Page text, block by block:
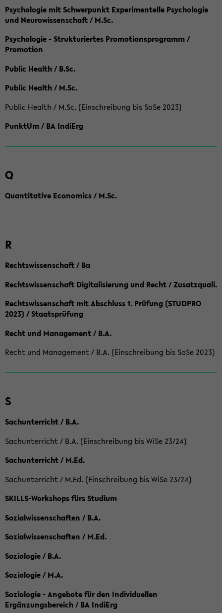
Psychologie mit Schwerpunkt Experimentelle Psychologie
und Neurowissenschaft / M.Sc.
Psychologie - Strukturiertes Promotionsprogramm /
Promotion
Public Health / B.Sc.
Public Health / M.Sc.
Public Health / M.Sc. (Einschreibung bis SoSe 2023)
PunktUm / BA IndiErg
Q
Quantitative Economics / M.Sc.
R
Rechtswissenschaft / Ba
Rechtswissenschaft Digitalisierung und Recht / Zusatzquali.
Rechtswissenschaft mit Abschluss 1. Prüfung (STUDPRO
2023) / Staatsprüfung
Recht und Management / B.A.
Recht und Management / B.A. (Einschreibung bis SoSe 2023)
S
Sachunterricht / B.A.
Sachunterricht / B.A. (Einschreibung bis WiSe 23/24)
Sachunterricht / M.Ed.
Sachunterricht / M.Ed. (Einschreibung bis WiSe 23/24)
SKILLS-Workshops fürs Studium
Sozialwissenschaften / B.A.
Sozialwissenschaften / M.Ed.
Soziologie / B.A.
Soziologie / M.A.
Soziologie - Angebote für den Individuellen
Ergänzungsbereich / BA IndiErg